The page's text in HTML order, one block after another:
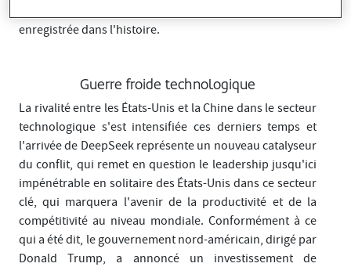
enregistrée dans l'histoire.
Guerre froide technologique
La rivalité entre les États-Unis et la Chine dans le secteur
technologique s'est intensifiée ces derniers temps et
l'arrivée de DeepSeek représente un nouveau catalyseur
du conflit, qui remet en question le leadership jusqu'ici
impénétrable en solitaire des États-Unis dans ce secteur
clé, qui marquera l'avenir de la productivité et de la
compétitivité au niveau mondiale. Conformément à ce
qui a été dit, le gouvernement nord-américain, dirigé par
Donald Trump, a annoncé un investissement de